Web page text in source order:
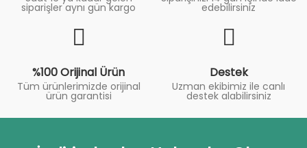
siparişler aynı gün kargo edebilirsiniz
%100 Orijinal Ürün
Tüm ürünlerimizde orijinal
ürün garantisi
Destek
Uzman ekibimiz ile canlı
destek alabilirsiniz